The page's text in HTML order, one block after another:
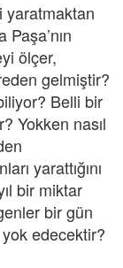
yaratmaktan
ölçer,
gelmiştir?
Belli bir
Yokken nasıl
yarattığını
bir miktar
bir gün
edecektir?